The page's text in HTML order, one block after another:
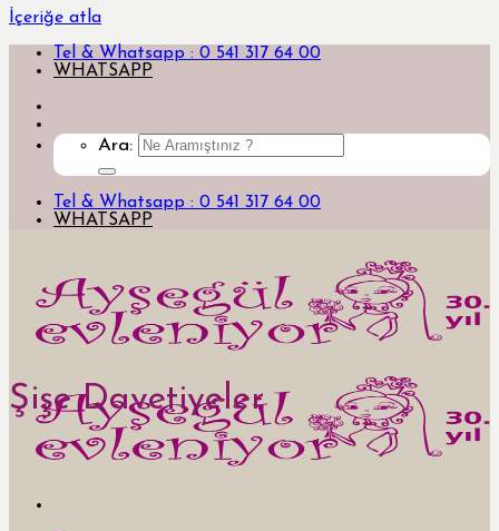
İçeriğe atla
Tel & Whatsapp : 0 541 317 64 00
WHATSAPP
Ara:
Tel & Whatsapp : 0 541 317 64 00
WHATSAPP
Şişe Davetiyeler